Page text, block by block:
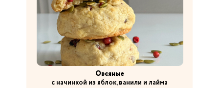
Овсяные
с начинкой из яблок, ванили и лайма